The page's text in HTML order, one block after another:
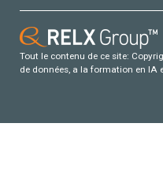
Tout le contenu de ce site:
de données, a la formation en IA